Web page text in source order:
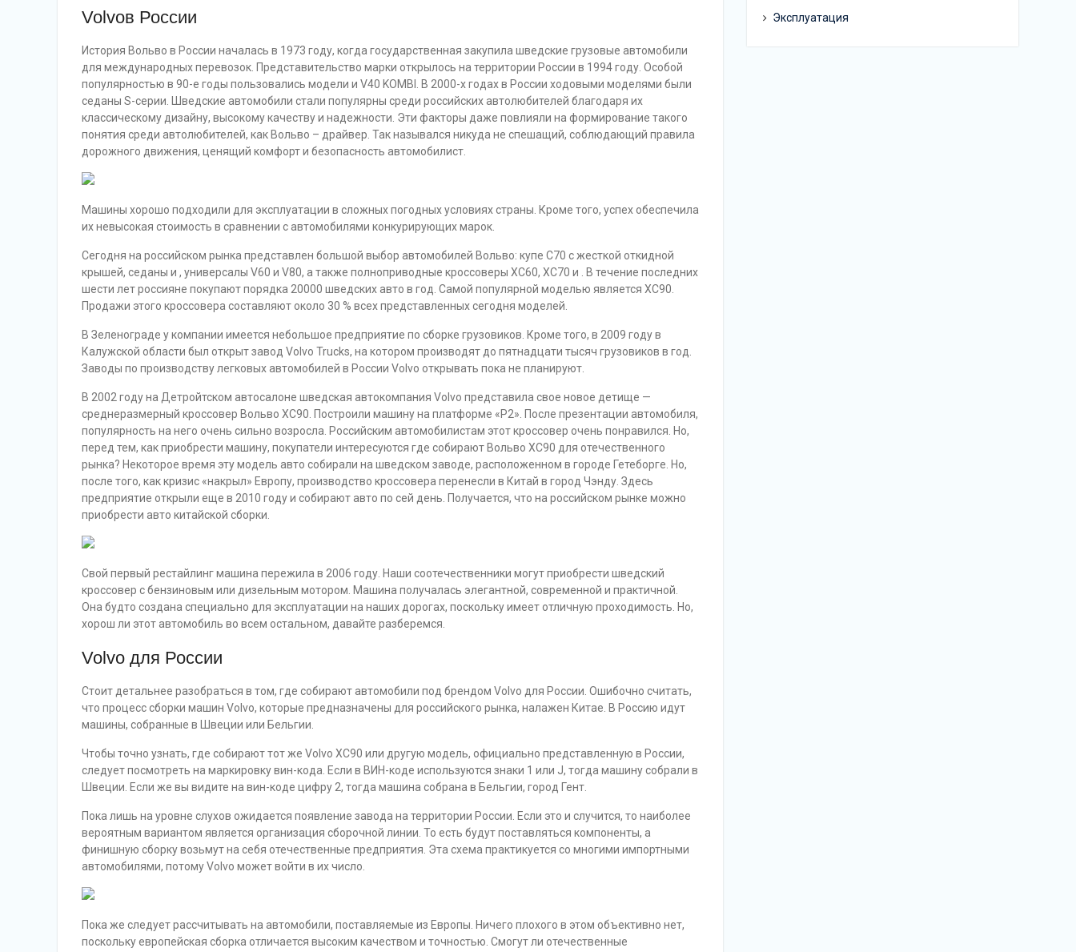
Volvoв России
История Вольво в России началась в 1973 году, когда государственная закупила шведские грузовые автомобили
для международных перевозок. Представительство марки открылось на территории России в 1994 году. Особой
популярностью в 90-е годы пользовались модели и V40 KOMBI. В 2000-х годах в России ходовыми моделями были
седаны S-серии. Шведские автомобили стали популярны среди российских автолюбителей благодаря их
классическому дизайну, высокому качеству и надежности. Эти факторы даже повлияли на формирование такого
понятия среди автолюбителей, как Вольво – драйвер. Так назывался никуда не спешащий, соблюдающий правила
дорожного движения, ценящий комфорт и безопасность автомобилист.
Машины хорошо подходили для эксплуатации в сложных погодных условиях страны. Кроме того, успех обеспечила
их невысокая стоимость в сравнении с автомобилями конкурирующих марок.
Сегодня на российском рынка представлен большой выбор автомобилей Вольво: купе C70 с жесткой откидной
крышей, седаны и , универсалы V60 и V80, а также полноприводные кроссоверы XC60, XC70 и . В течение последних
шести лет россияне покупают порядка 20000 шведских авто в год. Самой популярной моделью является XC90.
Продажи этого кроссовера составляют около 30 % всех представленных сегодня моделей.
В Зеленограде у компании имеется небольшое предприятие по сборке грузовиков. Кроме того, в 2009 году в
Калужской области был открыт завод Volvo Trucks, на котором производят до пятнадцати тысяч грузовиков в год.
Заводы по производству легковых автомобилей в России Volvo открывать пока не планируют.
В 2002 году на Детройтском автосалоне шведская автокомпания Volvo представила свое новое детище —
среднеразмерный кроссовер Вольво ХС90. Построили машину на платформе «Р2». После презентации автомобиля,
популярность на него очень сильно возросла. Российским автомобилистам этот кроссовер очень понравился. Но,
перед тем, как приобрести машину, покупатели интересуются где собирают Вольво ХС90 для отечественного
рынка? Некоторое время эту модель авто собирали на шведском заводе, расположенном в городе Гетеборге. Но,
после того, как кризис «накрыл» Европу, производство кроссовера перенесли в Китай в город Чэнду. Здесь
предприятие открыли еще в 2010 году и собирают авто по сей день. Получается, что на российском рынке можно
приобрести авто китайской сборки.
Свой первый рестайлинг машина пережила в 2006 году. Наши соотечественники могут приобрести шведский
кроссовер с бензиновым или дизельным мотором. Машина получалась элегантной, современной и практичной.
Она будто создана специально для эксплуатации на наших дорогах, поскольку имеет отличную проходимость. Но,
хорош ли этот автомобиль во всем остальном, давайте разберемся.
Volvo для России
Стоит детальнее разобраться в том, где собирают автомобили под брендом Volvo для России. Ошибочно считать,
что процесс сборки машин Volvo, которые предназначены для российского рынка, налажен Китае. В Россию идут
машины, собранные в Швеции или Бельгии.
Чтобы точно узнать, где собирают тот же Volvo XC90 или другую модель, официально представленную в России,
следует посмотреть на маркировку вин-кода. Если в ВИН-коде используются знаки 1 или J, тогда машину собрали в
Швеции. Если же вы видите на вин-коде цифру 2, тогда машина собрана в Бельгии, город Гент.
Пока лишь на уровне слухов ожидается появление завода на территории России. Если это и случится, то наиболее
вероятным вариантом является организация сборочной линии. То есть будут поставляться компоненты, а
финишную сборку возьмут на себя отечественные предприятия. Эта схема практикуется со многими импортными
автомобилями, потому Volvo может войти в их число.
Пока же следует рассчитывать на автомобили, поставляемые из Европы. Ничего плохого в этом объективно нет,
поскольку европейская сборка отличается высоким качеством и точностью. Смогут ли отечественные
Эксплуатация